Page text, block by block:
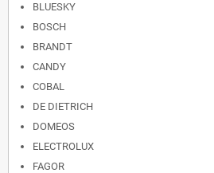
BLUESKY
BOSCH
BRANDT
CANDY
COBAL
DE DIETRICH
DOMEOS
ELECTROLUX
FAGOR